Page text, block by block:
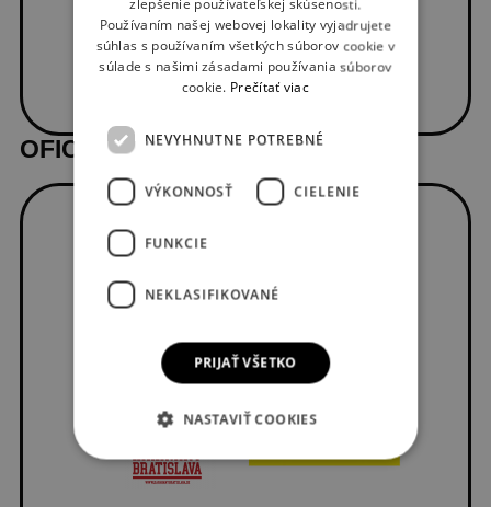
OFICIÁLNI DODÁVATELIA
zlepšenie používateľskej skúsenosti.
Používaním našej webovej lokality vyjadrujete
súhlas s používaním všetkých súborov cookie v
súlade s našimi zásadami používania súborov
cookie. Prečítať viac
NEVYHNUTNE POTREBNÉ
VÝKONNOSŤ CIELENIE
FUNKCIE
NEKLASIFIKOVANÉ
PRIJAŤ VŠETKO
NASTAVIŤ COOKIES